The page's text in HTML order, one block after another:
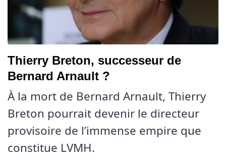
Thierry Breton, successeur de
Bernard Arnault ?
À la mort de Bernard Arnault, Thierry
Breton pourrait devenir le directeur
provisoire de l’immense empire que
constitue LVMH.